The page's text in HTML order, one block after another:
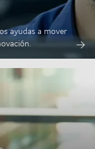
ayudas a mover